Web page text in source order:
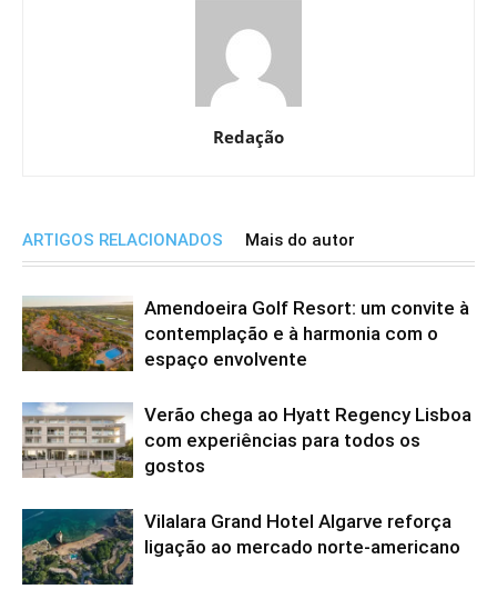
Redação
ARTIGOS RELACIONADOS Mais do autor
Amendoeira Golf Resort: um convite à
contemplação e à harmonia com o
espaço envolvente
Verão chega ao Hyatt Regency Lisboa
com experiências para todos os
gostos
Vilalara Grand Hotel Algarve reforça
ligação ao mercado norte-americano